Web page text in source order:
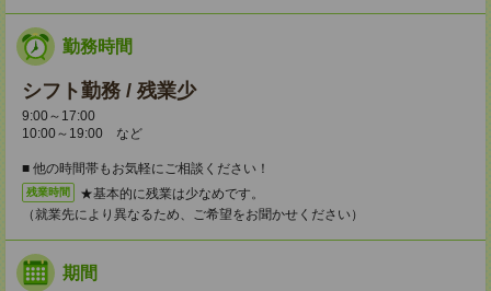
勤務時間
シフト勤務 / 残業少
9:00～17:00
10:00～19:00 など
■ 他の時間帯もお気軽にご相談ください！
残業時間
★基本的に残業は少なめです。
（就業先により異なるため、ご希望をお聞かせください）
期間